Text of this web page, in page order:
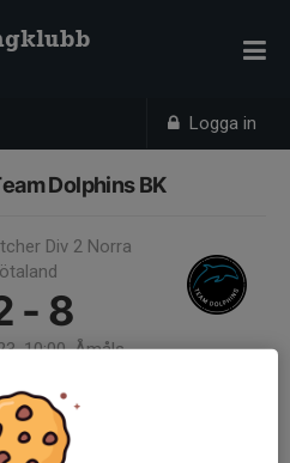
Logga in
Dolphins BK
Div 2 Norra
- 8
10:00, Åmåls